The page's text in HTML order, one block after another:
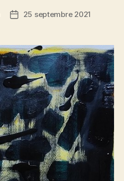
Date25 septembre 2021